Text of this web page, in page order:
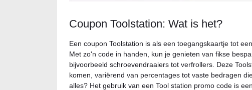
Coupon Toolstation: Wat is het?
Een coupon Toolstation is als een toegangskaartje tot
Met zo'n code in handen, kun je genieten van fikse
bijvoorbeeld schroevendraaiers tot verfrollers. Deze
komen, variërend van percentages tot vaste bedragen
alles? Het gebruik van een Tool station promo code is